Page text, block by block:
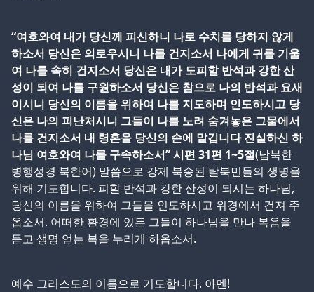
“여호와여 내가 당신께 피신하니 나로 수치를 당하지 않게
하소서 당신은 의로우시니 나를 건지소서 나에게 귀를 기울
여 나를 속히 건지소서 당신은 내가 도피할 반석과 강한 산
성이 되여 나를 구원하소서 당신은 참으로 나의 반석과 요새
이시니 당신의 이름을 위하여 나를 지도하며 인도하시고 당
신은 나의 피난처시니 그들이 나를 노려 숨겨놓은 그물에서
나를 건지소서 내 령혼을 당신의 손에 맡깁니다 진실하신 하
나님 여호와여 나를 구속하소서” 시편 31편 1~5절(남북한
병행성경 북한어) 말씀으로 강제 북송된 탈북민들의 생명을
위해 기도합니다. 피할 반석과 강한 산성이 되시는 하나님,
당신의 이름을 위하여 그들을 인도하시고 위경에서 건져 주
옵소서. 어떠한 환경에 있든 그들이 하나님을 만나 복음을
듣고 생명 얻는 복을 누리게 하옵소서.
예수 그리스도의 이름으로 기도합니다. 아멘!